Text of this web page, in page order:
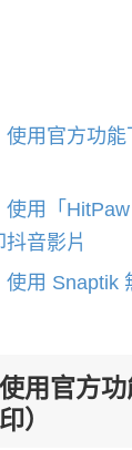
使用官方功
使用「
音影片
使用 Snaptik
用官方
）